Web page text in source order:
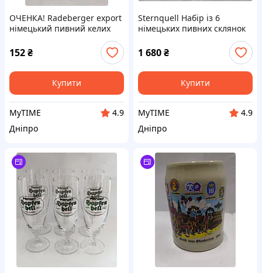
ОЧЕНКА! Radeberger export
німецький пивний келих
152₴
Купити
MyTIME
4.9
Дніпро
Sternquell Набір із 6
німецьких пивних склянок
1 680₴
Купити
MyTIME
4.9
Дніпро